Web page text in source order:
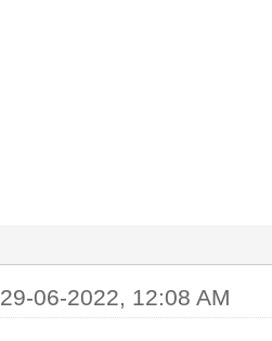
29-06-2022, 12:08 AM